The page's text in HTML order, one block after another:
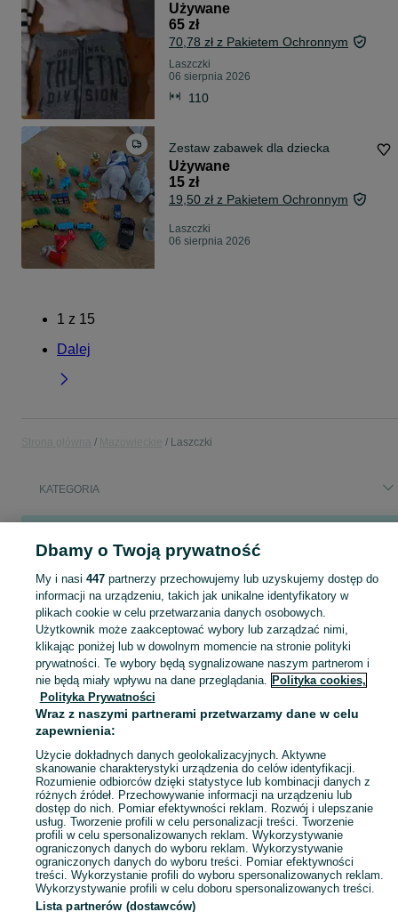
Używane
65 zł
70,78 zł z Pakietem Ochronnym
Laszczki
06 sierpnia 2026
110
Zestaw zabawek dla dziecka
Używane
15 zł
19,50 zł z Pakietem Ochronnym
Laszczki
06 sierpnia 2026
1 z 15
Dalej
Laszczki
KATEGORIA
klej do siatki stolik kawowy
maliny polonez
klej do styropianu
maliny
Skorzystaj z największego serwisu ogłoszeniowego - Laszczki i okolice! Kupuj to, czego pragniesz i sprzedawaj to, czego już nie potrzebujesz! Zobacz
Mapa kategorii
Mapa miejscowości
Mapa ministron
Popularne wyszukiwania
Dbamy o Twoją prywatność
My i nasi 447partnerzy przechowujemy lub uzyskujemy dostęp do
informacji na urządzeniu, takich jak unikalne identyfikatory w
plikach cookie w celu przetwarzania danych osobowych.
Użytkownik może zaakceptować wybory lub zarządzać nimi,
klikając poniżej lub w dowolnym momencie na stronie polityki
prywatności. Te wybory będą sygnalizowane naszym partnerom i
nie będą miały wpływu na dane przeglądania. Polityka cookies,
Polityka Prywatności
Wraz z naszymi partnerami przetwarzamy dane w celu
zapewnienia:
Użycie dokładnych danych geolokalizacyjnych. Aktywne
skanowanie charakterystyki urządzenia do celów identyfikacji.
Rozumienie odbiorców dzięki statystyce lub kombinacji danych z
różnych źródeł. Przechowywanie informacji na urządzeniu lub
dostęp do nich. Pomiar efektywności reklam. Rozwój i ulepszanie
usług. Tworzenie profili w celu personalizacji treści. Tworzenie
profili w celu spersonalizowanych reklam. Wykorzystywanie
ograniczonych danych do wyboru reklam. Wykorzystywanie
ograniczonych danych do wyboru treści. Pomiar efektywności
treści. Wykorzystanie profili do wyboru spersonalizowanych reklam.
Wykorzystywanie profili w celu doboru spersonalizowanych treści.
Lista partnerów (dostawców)